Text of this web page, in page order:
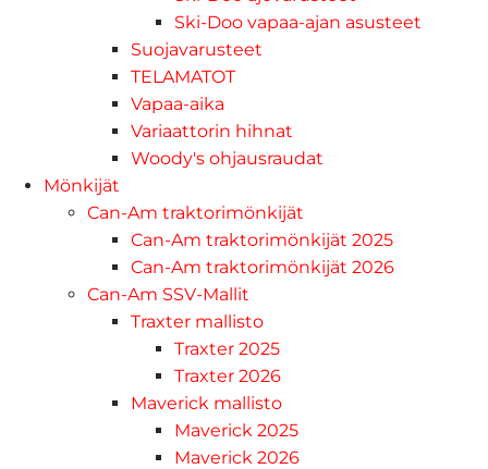
Ski-Doo vapaa-ajan asusteet
Suojavarusteet
TELAMATOT
Vapaa-aika
Variaattorin hihnat
Woody's ohjausraudat
Mönkijät
Can-Am traktorimönkijät
Can-Am traktorimönkijät 2025
Can-Am traktorimönkijät 2026
Can-Am SSV-Mallit
Traxter mallisto
Traxter 2025
Traxter 2026
Maverick mallisto
Maverick 2025
Maverick 2026